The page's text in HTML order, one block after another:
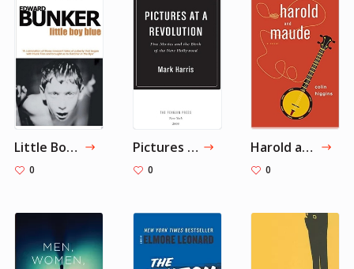
Little Boy Blue
0
Pictures at a Revolution
0
Harold and Maude
0